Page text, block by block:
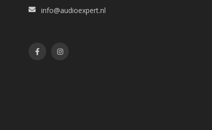
info@audioexpert.nl